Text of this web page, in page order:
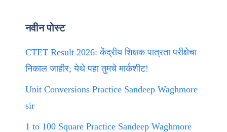
नवीन पोस्ट
CTET Result 2026: केंद्रीय शिक्षक पात्रता परीक्षेचा
निकाल जाहीर; येथे पहा तुमचे मार्कशीट!
Unit Conversions Practice Sandeep Waghmore
sir
1 to 100 Square Practice Sandeep Waghmore